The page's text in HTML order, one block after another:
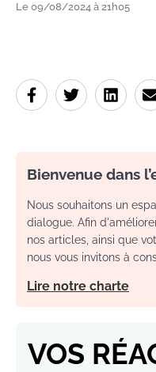
Le 09/08/2024 à 21h05
Bienvenue dans
Nous souhaitons un
dialogue. Afin
nos articles, ainsi que
nous vous invitons à
Lire notre charte
VOS